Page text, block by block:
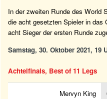
In der zweiten Runde des World
die acht gesetzten Spieler in das
acht Sieger der ersten Runde
Samstag, 30. Oktober 2021, 19
Achtelfinals, Best of 11 Legs
Mervyn King